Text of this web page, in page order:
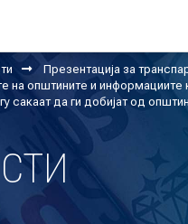
Презентација за
на општините и информациите
сакаат да ги добијат од